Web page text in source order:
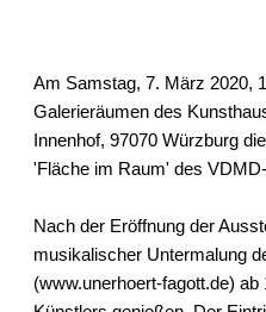
Am Samstag, 7. März 2020,
Galerieräumen des
Innenhof, 97070 Würzburg
'Fläche im Raum' des
Nach der Eröffnung der
musikalischer Untermalung
(www.unerhoert-fagott.de) ab